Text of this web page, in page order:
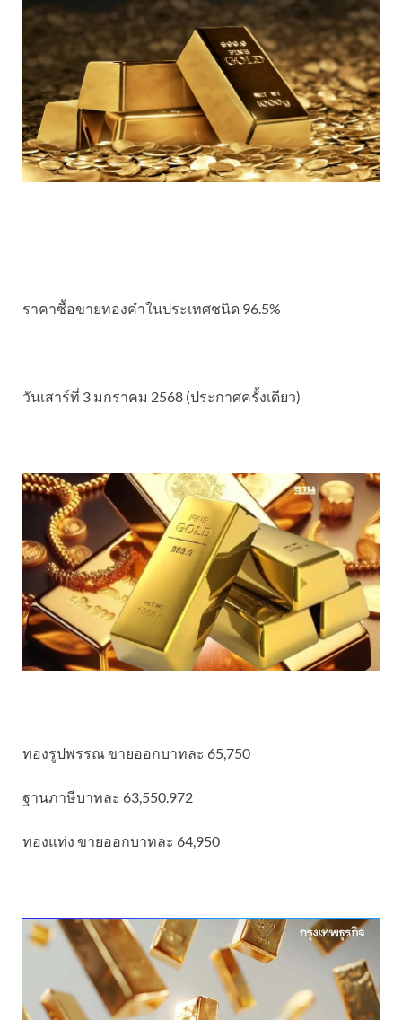
ราคาซื้อขายทองคําในประเทศชนิด 96.5%
วันเสาร์ที่ 3 มกราคม 2568 (ประกาศครั้งเดียว)
ทองรูปพรรณ ขายออกบาทละ 65,750
ฐานภาษีบาทละ 63,550.972
ทองแท่ง ขายออกบาทละ 64,950